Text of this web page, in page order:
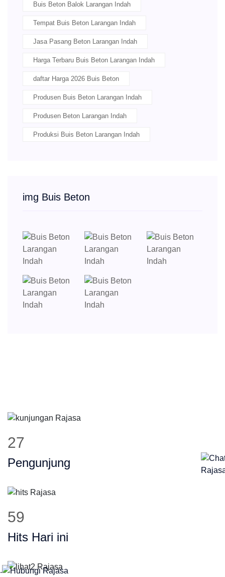
Buis Beton Balok Larangan Indah
Tempat Buis Beton Larangan Indah
Jasa Pasang Beton Larangan Indah
Harga Terbaru Buis Beton Larangan Indah
daftar Harga 2026 Buis Beton
Produsen Buis Beton Larangan Indah
Produsen Beton Larangan Indah
Produksi Buis Beton Larangan Indah
img Buis Beton
38
Pengunjung
83
Hits Hari ini
.